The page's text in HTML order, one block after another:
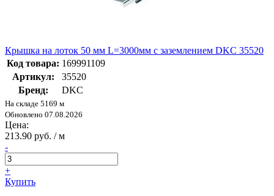
Крышка на лоток 50 мм L=3000мм с заземлением DKC 35520
Код товара: 169991109
Артикул:
35520
Бренд:
DKC
На складе 5169 м
Обновлено 07.08.2026
Цена:
213.90 руб. / м
-
+
Купить